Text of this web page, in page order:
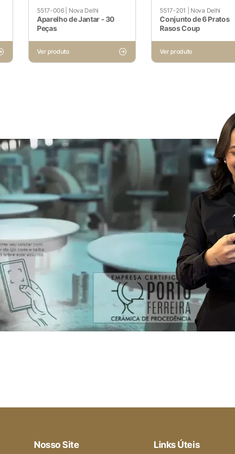
5517-006| Nova Delhi
Aparelho de Jantar - 30
Peças
Ver produto
5517-201 Nova Delhi
Conjunto de 6 Pratos
Rasos Coup
Ver produto
Nosso Site Links Úteis